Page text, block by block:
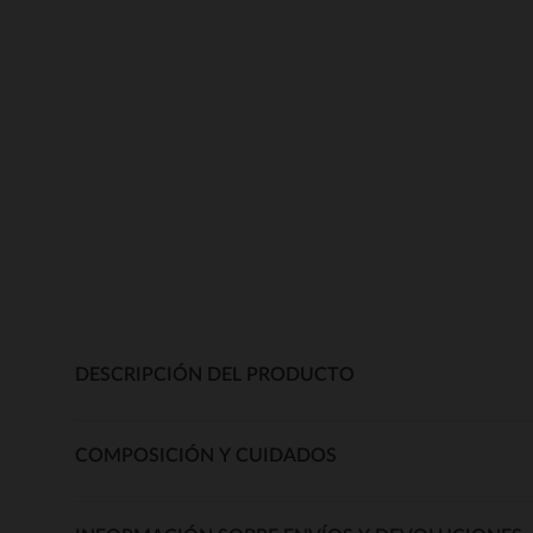
DESCRIPCIÓN DEL PRODUCTO
COMPOSICIÓN Y CUIDADOS